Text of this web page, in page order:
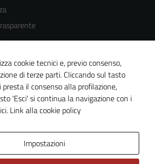
del sito
cookie tecnici e, previo consenso,
di terze parti. Cliccando sul tasto
il consenso alla profilazione,
'Esci' si continua la navigazione con i
Link alla cookie policy
Impostazioni